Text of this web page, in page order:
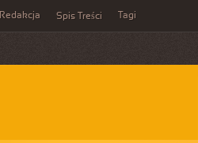
Redakcja Spis Treści Tagi